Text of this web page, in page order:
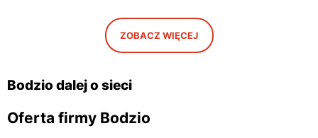
Opoczno, ul. Piotrkowska
Bodzio
Kutno, ul. Karola
Szymanowskiego 2
ZOBACZ WIĘCEJ
Bodzio dalej o sieci
Oferta firmy Bodzio